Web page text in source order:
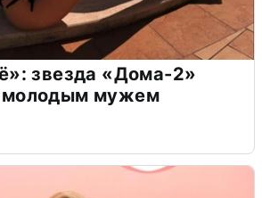
звезда «Дома-2»
молодым мужем